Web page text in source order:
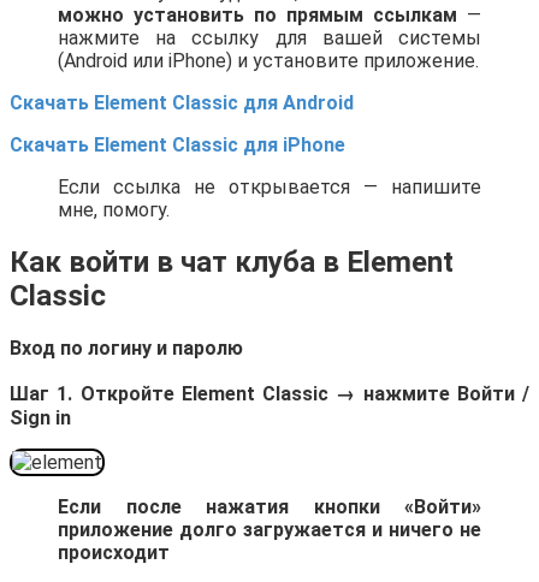
можно установить по прямым ссылкам —
нажмите на ссылку для вашей системы
(Android или iPhone) и установите приложение.
Скачать Element Classic для Android
Скачать Element Classic для iPhone
Если ссылка не открывается — напишите
мне, помогу.
Как войти в чат клуба в Element
Classic
Вход по логину и паролю
Шаг 1. Откройте Element Classic → нажмите Войти /
Sign in
Если после нажатия кнопки «Войти»
приложение долго загружается и ничего не
происходит